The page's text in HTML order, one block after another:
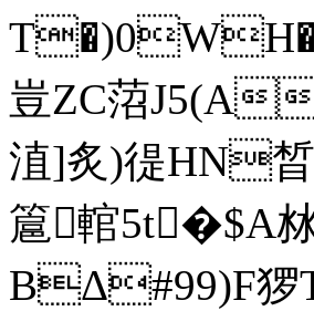
豈ZC菬J5(A
淔]炙)徥HN
簄輨5t�$A
BΔ#99)F猡